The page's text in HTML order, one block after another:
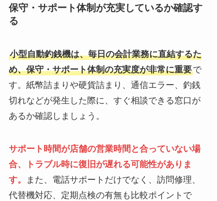
保守・サポート体制が充実しているか確認す
る
小型自動釣銭機は、毎日の会計業務に直結するた
め、保守・サポート体制の充実度が非常に重要で
す。紙幣詰まりや硬貨詰まり、通信エラー、釣銭
切れなどが発生した際に、すぐ相談できる窓口が
あるか確認しましょう。
サポート時間が店舗の営業時間と合っていない場
合、トラブル時に復旧が遅れる可能性がありま
す。
また、電話サポートだけでなく、訪問修理、
代替機対応、定期点検の有無も比較ポイントで